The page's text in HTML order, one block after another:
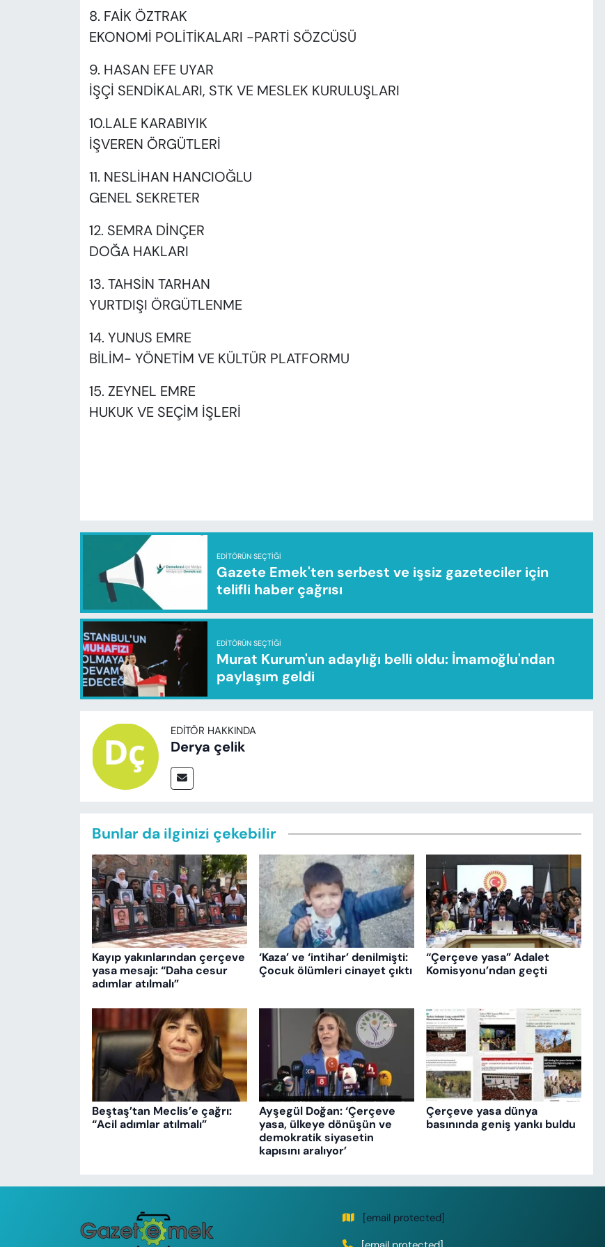
8. FAİK ÖZTRAK
EKONOMİ POLİTİKALARI -PARTİ SÖZCÜSÜ
9. HASAN EFE UYAR
İŞÇİ SENDİKALARI, STK VE MESLEK KURULUŞLARI
10.LALE KARABIYIK
İŞVEREN ÖRGÜTLERİ
11. NESLİHAN HANCIOĞLU
GENEL SEKRETER
12. SEMRA DİNÇER
DOĞA HAKLARI
13. TAHSİN TARHAN
YURTDIŞI ÖRGÜTLENME
14. YUNUS EMRE
BİLİM- YÖNETİM VE KÜLTÜR PLATFORMU
15. ZEYNEL EMRE
HUKUK VE SEÇİM İŞLERİ
EDITÖRÜN SEÇTIĞI
Gazete Emek'ten serbest ve işsiz gazeteciler için
telifli haber çağrısı
EDITÖRÜN SEÇTIĞI
Murat Kurum'un adaylığı belli oldu: İmamoğlu'ndan
paylaşım geldi
EDITÖR HAKKINDA
Derya çelik
Bunlar da ilginizi çekebilir
Kayıp yakınlarından çerçeve
yasa mesajı: “Daha cesur
adımlar atılmalı”
‘Kaza’ ve ‘intihar’ denilmişti:
Çocuk ölümleri cinayet çıktı
“Çerçeve yasa” Adalet
Komisyonu’ndan geçti
Beştaş’tan Meclis’e çağrı:
“Acil adımlar atılmalı”
Ayşegül Doğan: ‘Çerçeve
yasa, ülkeye dönüşün ve
demokratik siyasetin
kapısını aralıyor’
Çerçeve yasa dünya
basınında geniş yankı buldu
[email protected]